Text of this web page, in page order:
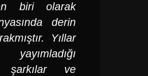
biri olarak
derin
Yıllar
şarkılar ve